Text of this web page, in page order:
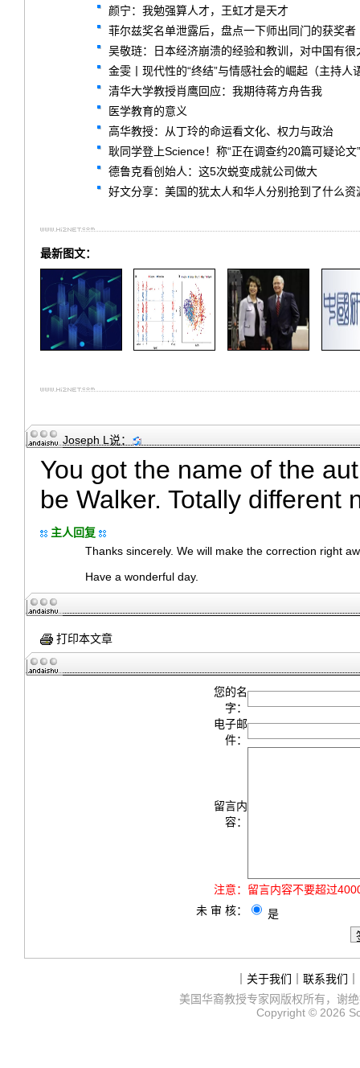
颜宁：我勉强算人才，王虹才是天才
菲尔兹奖名单泄露后，盘点一下师出同门的获奖者
吴敬琏：日本经济崩溃的经验和教训，对中国有很
金雯丨现代性的“终结”与情感社会的崛起（主持人
清华大学教授肖鹰回应：我期待蒋方舟告我
医学教育的意义
高华教授：从丁玲的命运看文化、权力与政治
耿同学登上Science！称“正在调查约20篇可疑论文”
德鲁克看创始人：这5次蜕变成就公司做大
好文分享：美国的犹太人和华人分别抢到了什么资
最新图文：
Joseph L 说：
You got the name of the
be Walker. Totally different
主人回复
Thanks sincerely. We will make the correction right
Have a wonderful day.
打印本文章
您的名
字：
电子邮
件：
留言内
容：
注意： 留言内容不要超过
未 审 核：
是
关于我们 联系我们
美国华裔教授专家网版权所有，谢
Copyright © 2026